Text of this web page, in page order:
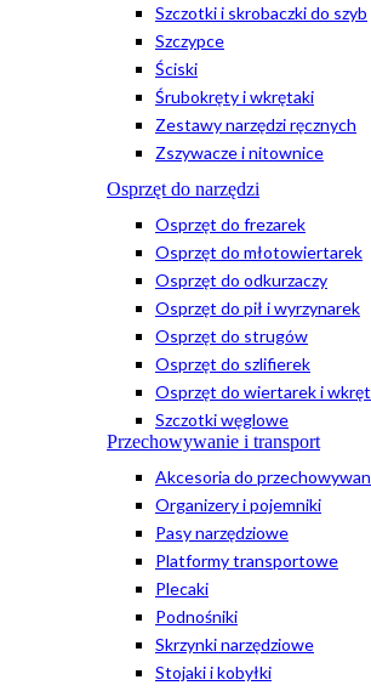
Szczotki i skrobaczki do szyb
Szczypce
Ściski
Śrubokręty i wkrętaki
Zestawy narzędzi ręcznych
Zszywacze i nitownice
Osprzęt do narzędzi
Osprzęt do frezarek
Osprzęt do młotowiertarek
Osprzęt do odkurzaczy
Osprzęt do pił i wyrzynarek
Osprzęt do strugów
Osprzęt do szlifierek
Osprzęt do wiertarek i
Szczotki węglowe
Przechowywanie i transport
Akcesoria do
Organizery i pojemniki
Pasy narzędziowe
Platformy transportowe
Plecaki
Podnośniki
Skrzynki narzędziowe
Stojaki i kobyłki